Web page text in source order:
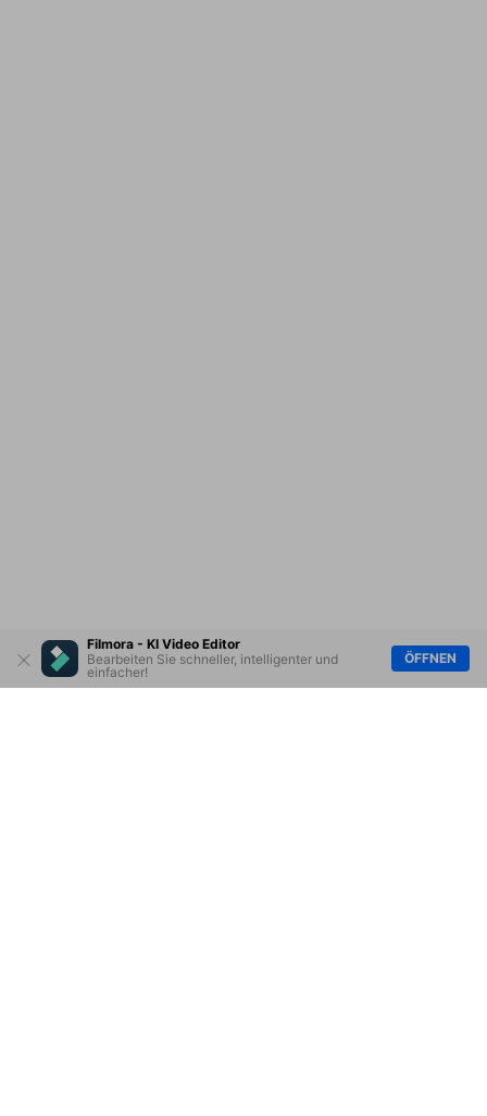
Filmora - KI Video Editor
Bearbeiten Sie schneller, intelligenter und
einfacher!
ÖFFNEN